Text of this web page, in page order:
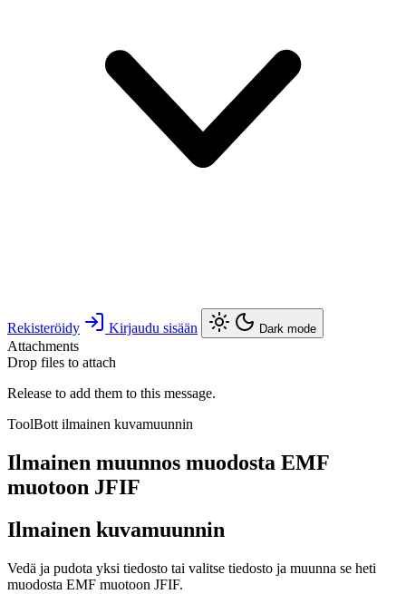
Rekisteröidy Kirjaudu sisään Dark mode
Attachments
Drop files to attach
Release to add them to this message.
ToolBott ilmainen kuvamuunnin
Ilmainen muunnos muodosta EMF
muotoon JFIF
Ilmainen kuvamuunnin
Vedä ja pudota yksi tiedosto tai valitse tiedosto ja muunna se heti
muodosta EMF muotoon JFIF.